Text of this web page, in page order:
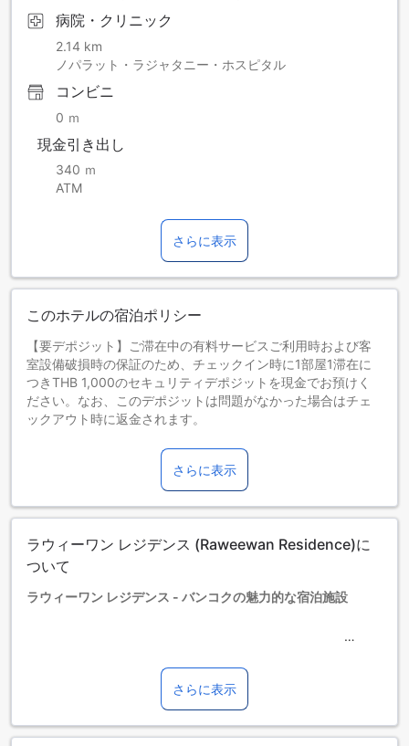
病院・クリニック
2.14 km
ノパラット・ラジャタニー・ホスピタル
コンビニ
0 ｍ
現金引き出し
340 ｍ
ATM
さらに表示
このホテルの宿泊ポリシー
【要デポジット】ご滞在中の有料サービスご利用時および客
室設備破損時の保証のため、チェックイン時に1部屋1滞在に
つきTHB 1,000のセキュリティデポジットを現金でお預けく
ださい。なお、このデポジットは問題がなかった場合はチェ
ックアウト時に返金されます。
添い寝の場合は宿泊無料です。＜ご注意＞ベビーベッドのご
利用には追加料金が発生する場合があります。また、利用可
否は空き状況によります。
添い寝の場合は宿泊無料です。
13歳以上の宿泊者は大人とみなされます。
ます。各ルームタイプ欄の記載をお確かめください。ルーム
ていない場合は、エキストラベッドの追加はできません。
追加料金が適用されることがありますのでご了承ください。
さらに表示
ラウィーワン レジデンス (Raweewan Residence)に
ついて
ラウィーワン レジデンス - バンコクの魅力的な宿泊施設
的な宿泊施設です。この3.0つ星ホテルは、快適な滞在をお約
束します。ホテルのチェックアウト時間は正午までで、空港
までの所要時間はわずか20分です。チェックインは午後2時か
ら可能です。ラウィーワン レジデンスには50室の客室があ
さらに表示